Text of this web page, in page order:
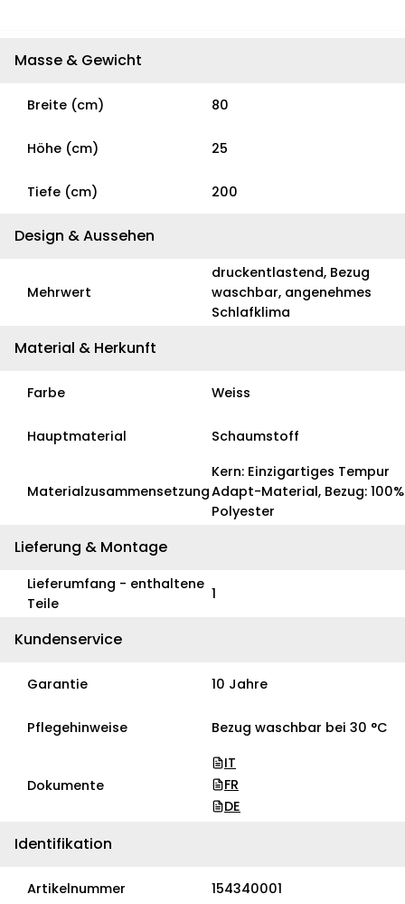
Masse & Gewicht
Breite (cm) 80
Höhe (cm) 25
Tiefe (cm) 200
Design & Aussehen
Mehrwert
druckentlastend, Bezug
waschbar, angenehmes
Schlafklima
Material & Herkunft
Farbe Weiss
Hauptmaterial Schaumstoff
Materialzusammensetzung
Kern: Einzigartiges Tempur
Adapt-Material, Bezug: 100%
Polyester
Lieferung & Montage
Lieferumfang - enthaltene
Teile
1
Kundenservice
Garantie 10 Jahre
Pflegehinweise Bezug waschbar bei 30 °C
Dokumente
IT
FR
DE
Identifikation
Artikelnummer 154340001